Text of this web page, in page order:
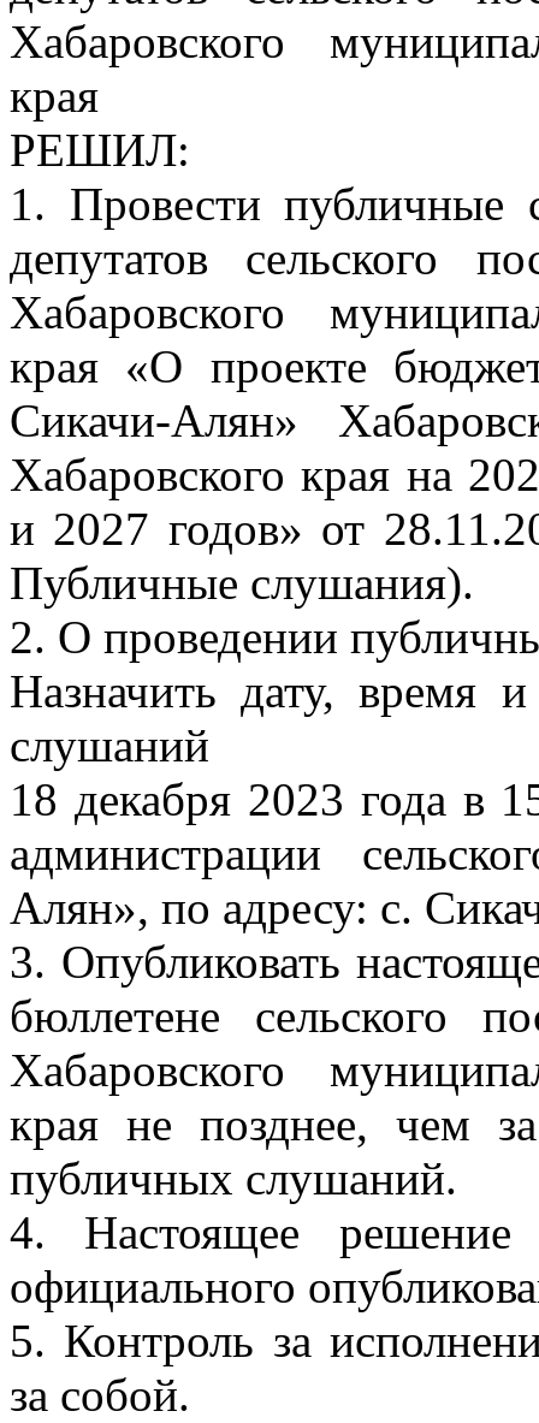
Хабаровского
края
РЕШИЛ:
1. Провести
депутатов сельского
Хабаровского
края «О проекте
Сикачи-Алян»
Хабаровского края на
и 2027 годов» от
Публичные слушания).
2. О проведении
Назначить дату, время
слушаний
18 декабря 2023 года в
администрации
Алян», по адресу: с.
3. Опубликовать
бюллетене сельского
Хабаровского
края не позднее, чем
публичных слушаний.
4. Настоящее
официального
5. Контроль за
за собой.